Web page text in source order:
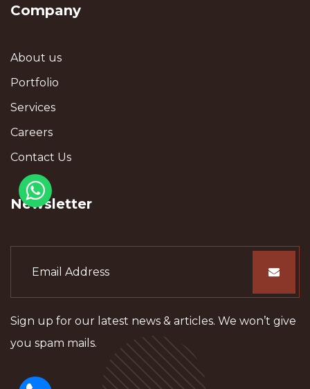
Company
About us
Portfolio
Services
Careers
Contact Us
Newsletter
Sign up for our latest news & articles. We won’t give
you spam mails.